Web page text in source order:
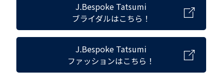
J.Bespoke Tatsumi
ブライダルはこちら！
J.Bespoke Tatsumi
ファッションはこちら！